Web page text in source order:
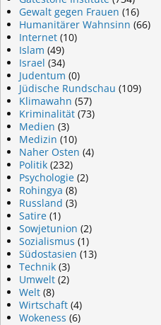
Gewalt gegen Frauen (16)
Humanitärer Wahnsinn (66)
Internet (10)
Islam (49)
Israel (34)
Judentum (0)
Jüdische Rundschau (109)
Klimawahn (57)
Kriminalität (73)
Medien (3)
Medizin (10)
Naher Osten (4)
Politik (232)
Psychologie (2)
Rohingya (8)
Russland (3)
Satire (1)
Sowjetunion (2)
Sozialismus (1)
Südostasien (13)
Technik (3)
Umwelt (2)
Welt (8)
Wirtschaft (4)
Wokeness (6)